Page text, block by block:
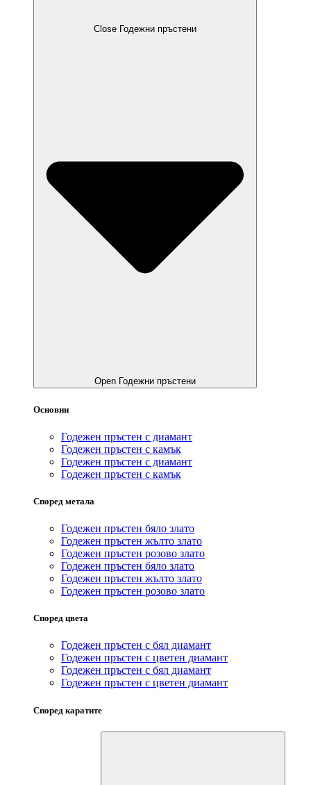
Close Годежни пръстени
Open Годежни пръстени
Основни
Годежен пръстен с диамант
Годежен пръстен с камък
Годежен пръстен с диамант
Годежен пръстен с камък
Според метала
Годежен пръстен бяло злато
Годежен пръстен жълто злато
Годежен пръстен розово злато
Годежен пръстен бяло злато
Годежен пръстен жълто злато
Годежен пръстен розово злато
Според цвета
Годежен пръстен с бял диамант
Годежен пръстен с цветен диамант
Годежен пръстен с бял диамант
Годежен пръстен с цветен диамант
Според каратите